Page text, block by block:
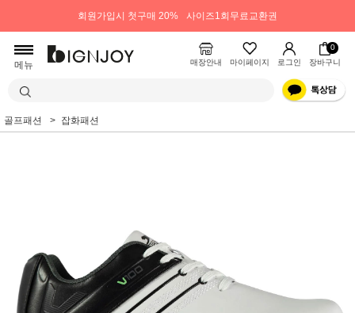
회원가입시 첫구매 20% 사이즈1회무료교환권
메뉴 매장안내 마이페이지 로그인
0
장바구니
골프패션 잡화패션